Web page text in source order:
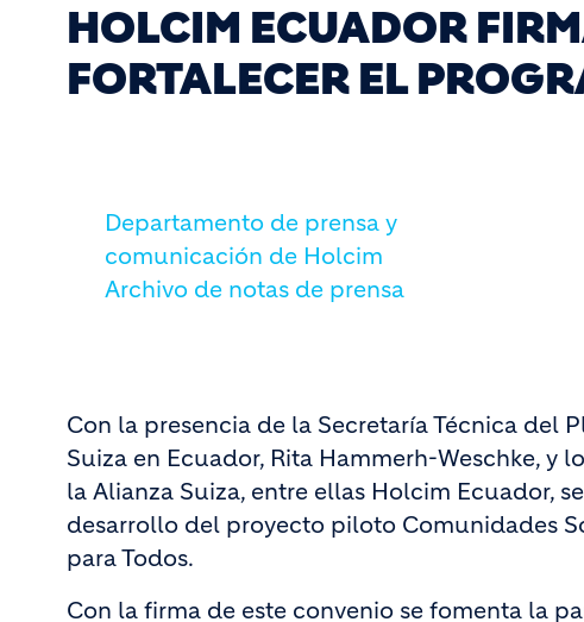
HOLCIM ECUADOR
FORTALECER EL
Departamento de prensa y
comunicación de Holcim
Archivo de notas de prensa
Con la presencia de la Secretaría Técnica del
Suiza en Ecuador, Rita Hammerh-Weschke, y
la Alianza Suiza, entre ellas Holcim Ecuador,
desarrollo del proyecto piloto Comunidades
para Todos.
Con la firma de este convenio se fomenta la